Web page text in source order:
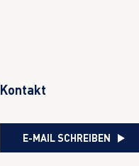
Kontakt
E-MAIL SCHREIBEN